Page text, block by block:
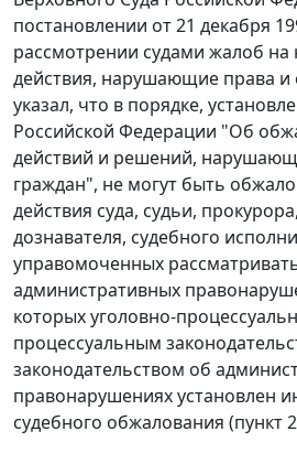
постановлении от 21 декабря
рассмотрении судами жалоб
действия, нарушающие права и
указал, что в порядке,
Российской Федерации "Об
действий и решений,
граждан", не могут быть
действия суда, судьи,
дознавателя, судебного
управомоченных
административных
которыхуголовно-
процессуальным
законодательством об
правонарушениях установлен
судебного обжалования (пункт 2